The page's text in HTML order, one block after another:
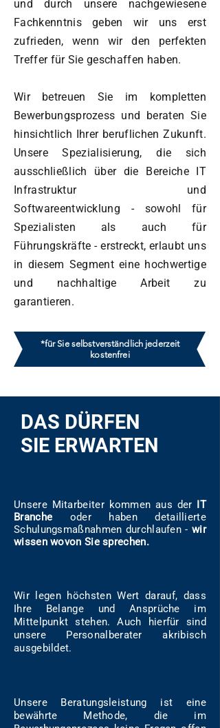
und durch unsere nachgewiesene
Fachkenntnis geben wir uns erst
zufrieden, wenn wir den perfekten
Treffer für Sie geschaffen haben.
Wir betreuen Sie im kompletten
Bewerbungsprozess und beraten Sie
hinsichtlich Ihrer beruflichen Zukunft.
Unsere Spezialisierung, die sich
ausschließlich über die Bereiche IT
Infrastruktur und
Softwareentwicklung - sowohl für
Spezialisten als auch für
Führungskräfte - erstreckt, erlaubt uns
in diesem Segment eine hochwertige
und nachhaltige Arbeit zu
garantieren.
*für Sie selbstverständlich jederzeit
kostenfrei
DAS DÜRFEN
SIE ERWARTEN
Unsere Mitarbeiter kommen aus der IT
Branche oder haben detaillierte
Schulungsmaßnahmen durchlaufen -wir
wissen wovon Sie sprechen.
Wir legen höchsten Wert darauf, dass
Ihre Belange und Ansprüche im
Mittelpunkt stehen. Auch hierfür sind
unsere Personalberater akribisch
ausgebildet.
Unsere Beratungsleistung ist eine
bewährte Methode, die im